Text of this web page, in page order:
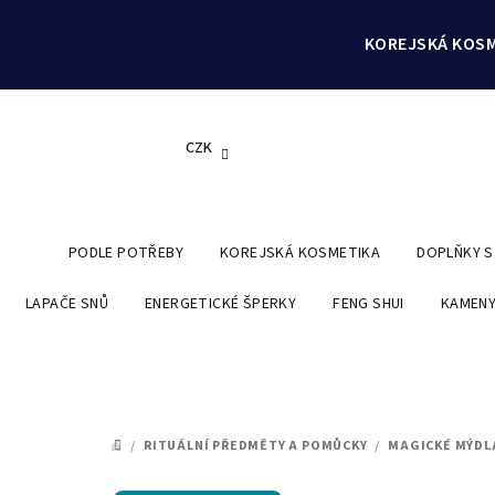
KOREJSKÁ
CZK
PODLE POTŘEBY KOREJSKÁ KOSMETIKA DOPLŇKY
LAPAČE SNŮ ENERGETICKÉ ŠPERKY FENG SHUI
DOMŮ
/ RITUÁLNÍ PŘEDMĚTY A POMŮCKY / MAGICKÉ